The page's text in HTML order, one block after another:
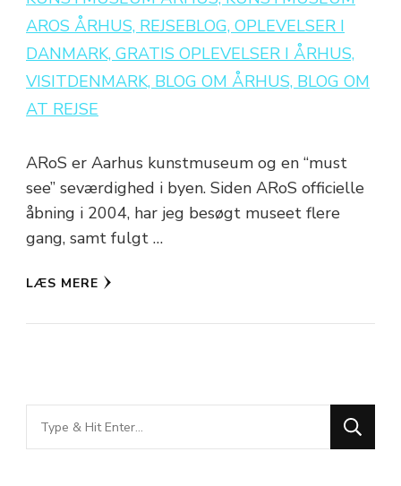
ARoS er Aarhus kunstmuseum og en “must
see” seværdighed i byen. Siden ARoS officielle
åbning i 2004, har jeg besøgt museet flere
gang, samt fulgt …
LÆS MERE
Looking
for